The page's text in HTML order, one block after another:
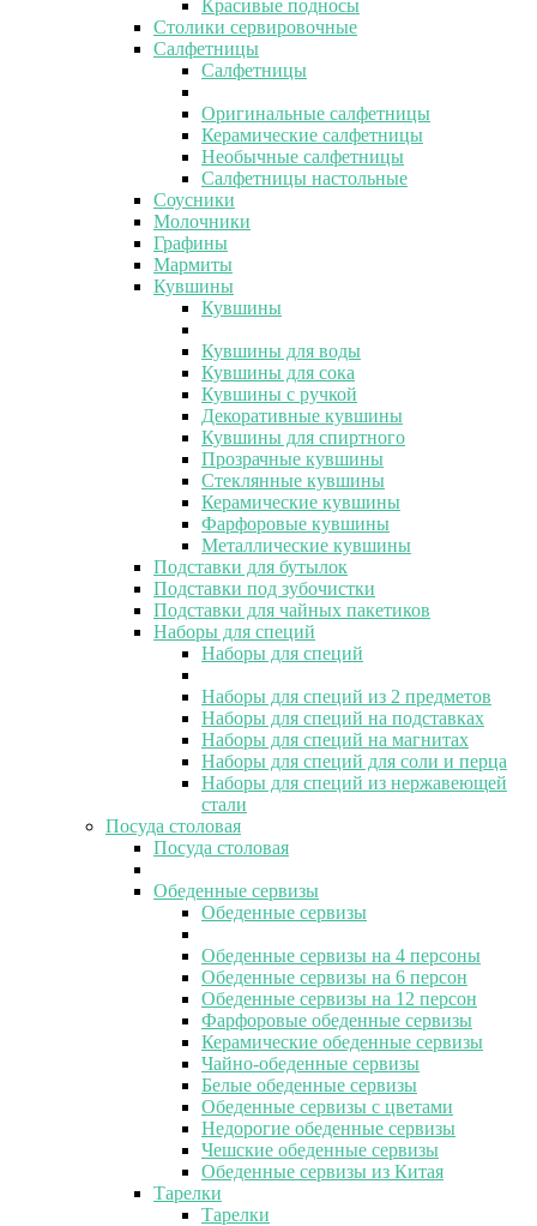
Красивые подносы
Столики сервировочные
Салфетницы
Салфетницы
Оригинальные салфетницы
Керамические салфетницы
Необычные салфетницы
Салфетницы настольные
Соусники
Молочники
Графины
Мармиты
Кувшины
Кувшины
Кувшины для воды
Кувшины для сока
Кувшины с ручкой
Декоративные кувшины
Кувшины для спиртного
Прозрачные кувшины
Стеклянные кувшины
Керамические кувшины
Фарфоровые кувшины
Металлические кувшины
Подставки для бутылок
Подставки под зубочистки
Подставки для чайных пакетиков
Наборы для специй
Наборы для специй
Наборы для специй из 2 предметов
Наборы для специй на подставках
Наборы для специй на магнитах
Наборы для специй для соли и перца
Наборы для специй из нержавеющей
стали
Посуда столовая
Посуда столовая
Обеденные сервизы
Обеденные сервизы
Обеденные сервизы на 4 персоны
Обеденные сервизы на 6 персон
Обеденные сервизы на 12 персон
Фарфоровые обеденные сервизы
Керамические обеденные сервизы
Чайно-обеденные сервизы
Белые обеденные сервизы
Обеденные сервизы с цветами
Недорогие обеденные сервизы
Чешские обеденные сервизы
Обеденные сервизы из Китая
Тарелки
Тарелки